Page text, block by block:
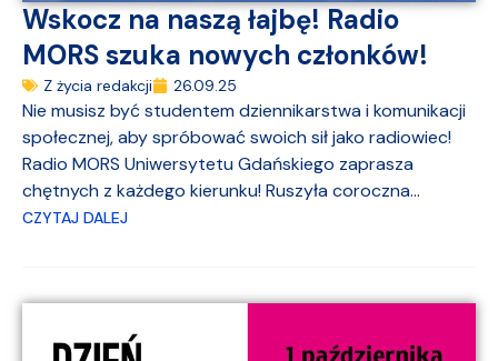
Wskocz na naszą łajbę! Radio
MORS szuka nowych członków!
Z życia redakcji 26.09.25
Nie musisz być studentem dziennikarstwa i komunikacji
społecznej, aby spróbować swoich sił jako radiowiec!
Radio MORS Uniwersytetu Gdańskiego zaprasza
chętnych z każdego kierunku! Ruszyła coroczna...
CZYTAJ DALEJ